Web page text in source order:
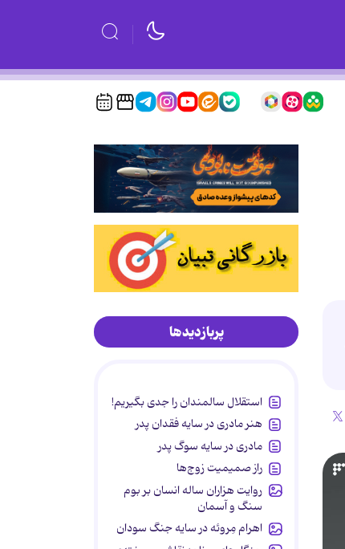
پربازدیدها
استقلال سالمندان را جدی بگیریم!
هنر مادری در سایه‌ فقدان پدر
مادری در سایه سوگ پدر
راز صمیمیت زوج‌ها
روایت هزاران ساله انسان بر بوم
سنگ و آسمان
اهرام مِروئه در سایه جنگ سودان